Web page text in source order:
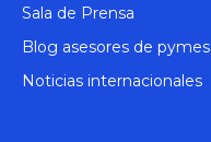
Sala de Prensa
Blog asesores de pymes
Noticias internacionales